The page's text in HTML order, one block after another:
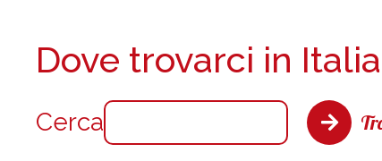
Cerca
Dove trovarci in Italia